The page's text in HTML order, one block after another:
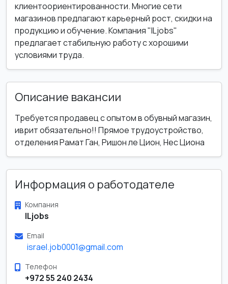
клиентоориентированности. Многие сети
магазинов предлагают карьерный рост, скидки на
продукцию и обучение. Компания "ILjobs"
предлагает стабильную работу с хорошими
условиями труда.
Описание вакансии
Требуется продавец с опытом в обувный магазин,
иврит обязательно!! Прямое трудоустройство,
отделения Рамат Ган, Ришон ле Цион, Нес Циона
Информация о работодателе
Компания
ILjobs
Email
israel.job0001@gmail.com
Телефон
+972 55 240 2434